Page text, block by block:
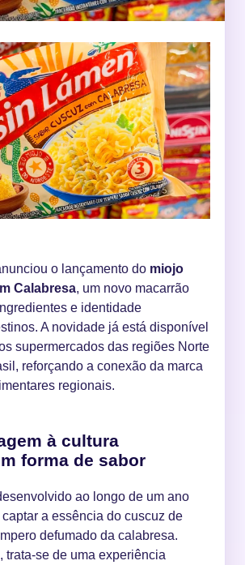
o lançamento do miojo
Calabresa, um novo macarrão
e identidade
A novidade já está disponível
supermercados das regiões Norte
reforçando a conexão da marca
regionais.
à cultura
forma de sabor
ao longo de um ano
a essência do cuscuz de
defumado da calabresa.
trata-se de uma experiência